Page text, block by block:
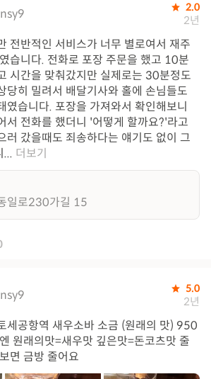
2.0
2년
전반적인 서비스가 너무 별로여서 재주
습니다. 전화로 포장 주문을 했고 10분
시간을 맞춰갔지만 실제로는 30분정도
당히 밀려서 배달기사와 홀에 손님들도
였습니다. 포장을 가져와서 확인해보니
서 전화를 했더니 '어떻게 할까요?'라고
러 갔을때도 죄송하다는 얘기도 없이 그
... 더보기
일로230가길 15
5.0
2년
세공항역 새우소바 소금 (원래의 맛) 950
원래의맛=새우맛 깊은맛=돈코츠맛 줄
면 금방 줄어요